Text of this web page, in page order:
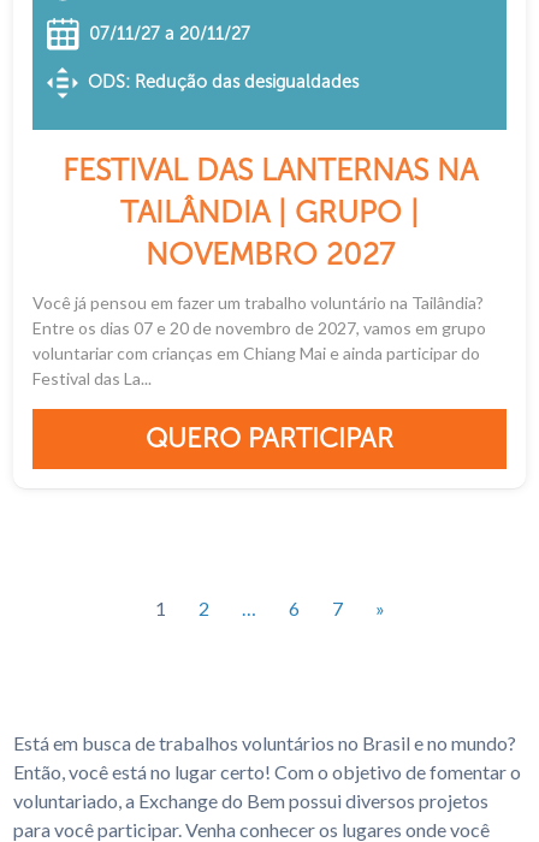
07/11/27 a 20/11/27
ODS: Redução das desigualdades
FESTIVAL DAS LANTERNAS NA
TAILÂNDIA | GRUPO |
NOVEMBRO 2027
Você já pensou em fazer um trabalho voluntário na Tailândia?
Entre os dias 07 e 20 de novembro de 2027, vamos em grupo
voluntariar com crianças em Chiang Mai e ainda participar do
Festival das La...
QUERO PARTICIPAR
1 2 6 7 »
Está em busca de trabalhos voluntários no Brasil e no mundo?
Então, você está no lugar certo! Com o objetivo de fomentar o
voluntariado, a Exchange do Bem possui diversos projetos
para você participar. Venha conhecer os lugares onde você